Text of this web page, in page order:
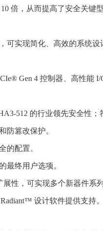
倍，从而提高了安全关键
可实现简化、高效的系统设
Gen 4 控制器、高性能
512 的行业领先安全性；
防篡改保护。
的配置。
最终用户选项。
展性，可实现多个新器件系
设计软件提供支持。